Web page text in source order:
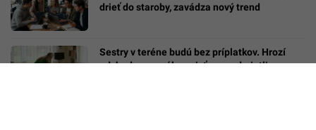
drieť do staroby, zavádza nový trend
Sestry v teréne budú bez príplatkov. Hrozí
odchod personálu, poisťovne odmietli